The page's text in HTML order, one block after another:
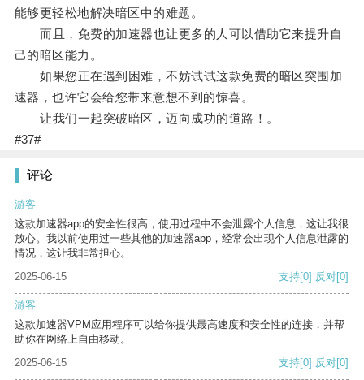
能够更轻松地解决暗区中的难题。
而且，免费的加速器也让更多的人可以借助它来提升自
己的暗区能力。
如果您正在遇到困难，不妨试试这款免费的暗区突围加
速器，也许它会给您带来意想不到的惊喜。
让我们一起突破暗区，迈向成功的道路！。
#37#
评论
游客
这款加速器app的安全性很高，使用过程中不会泄露个人信息，这让我很
放心。我以前使用过一些其他的加速器app，经常会出现个人信息泄露的
情况，这让我非常担心。
2025-06-15
支持[0] 反对[0]
游客
这款加速器VPM应用程序可以给你提供最高速度和安全性的连接，并帮
助你在网络上自由移动。
2025-06-15
支持[0] 反对[0]